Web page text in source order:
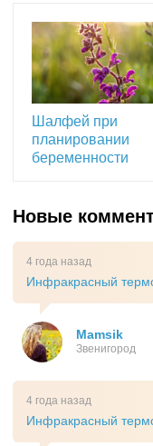
Шалфей при
планировании
беременности
Новые
4 года назад
Инфракрасный
Mamsik
Звенигород
4 года назад
Инфракрасный